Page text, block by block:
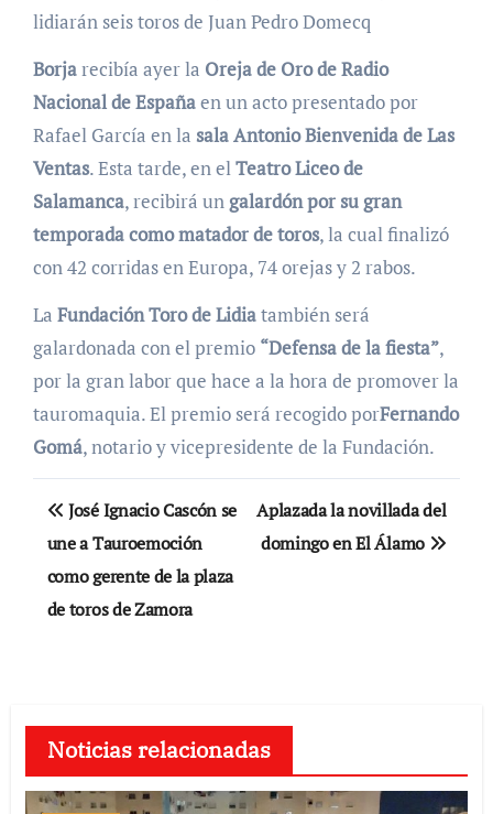
lidiarán seis toros de Juan Pedro Domecq
Borjarecibía ayer la Oreja de Oro de Radio
Nacional de Españaen un acto presentado por
Rafael García en la sala Antonio Bienvenida de Las
Ventas. Esta tarde, en elTeatro Liceo de
Salamanca, recibirá un galardón por su gran
temporada como matador de toros, la cual finalizó
con 42 corridas en Europa, 74 orejas y 2 rabos.
La Fundación Toro de Lidiatambién será
galardonada con el premio “Defensa de la fiesta”,
por la gran labor que hace a la hora de promover la
tauromaquia. El premio será recogido porFernando
Gomá, notario y vicepresidente de la Fundación.
Navegación
de
entradas
José Ignacio Cascón se
une a Tauroemoción
como gerente de la plaza
de toros de Zamora
Aplazada la novillada del
domingo en El Álamo
Noticias relacionadas